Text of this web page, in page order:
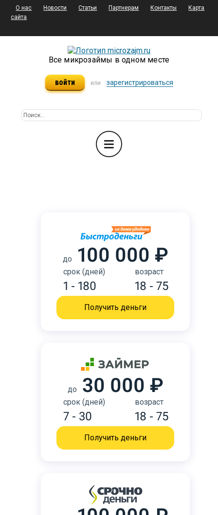
О нас Новости Статьи Партнерам Контакты
Карта
сайта
Все микрозаймы в одном месте
войти или зарегистрироваться
до 100 000 ₽
срок (дней)
1 - 180
возраст
18 - 75
Получить деньги
до 30 000 ₽
срок (дней)
7 - 30
возраст
18 - 75
Получить деньги